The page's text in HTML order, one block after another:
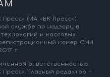
(ИА «ВК Пресс»)
службе по надзору в
технологий и массовых
номер СМИ:
г.
ответственностью
Пресс». Главный редактор —